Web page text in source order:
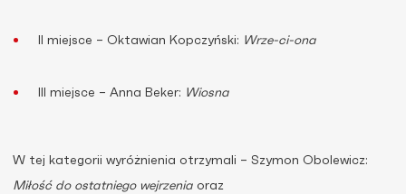
II miejsce – Oktawian Kopczyński: Wrze-ci-ona
III miejsce – Anna Beker: Wiosna
W tej kategorii wyróżnienia otrzymali – Szymon Obolewicz:
Miłość do ostatniego wejrzenia oraz